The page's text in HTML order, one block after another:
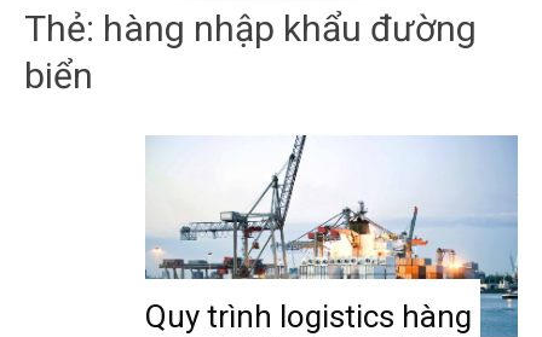
Thẻ: hàng nhập khẩu đường
biển
Quy trình logistics hàng